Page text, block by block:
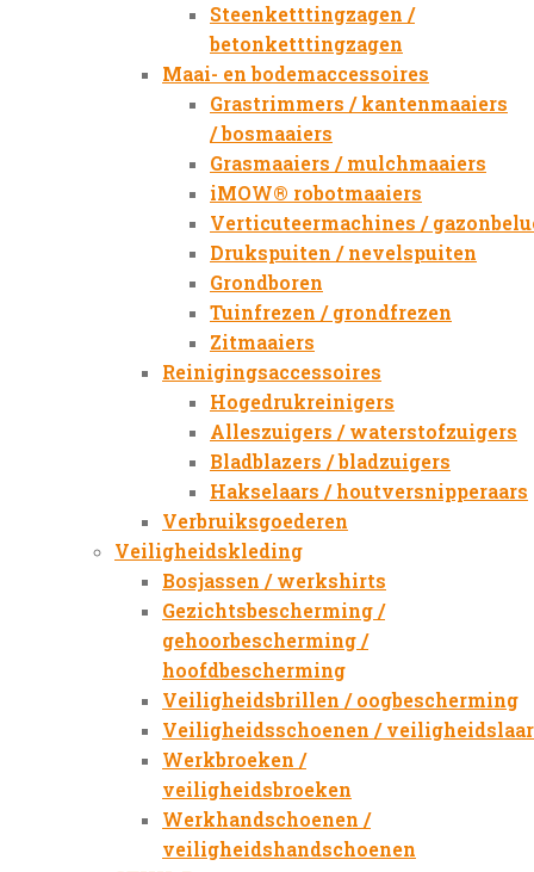
Steenketttingzagen /
betonketttingzagen
Maai- en bodemaccessoires
Grastrimmers / kantenmaaiers
/ bosmaaiers
Grasmaaiers / mulchmaaiers
iMOW® robotmaaiers
Verticuteermachines /
Drukspuiten / nevelspuiten
Grondboren
Tuinfrezen / grondfrezen
Zitmaaiers
Reinigingsaccessoires
Hogedrukreinigers
Alleszuigers / waterstofzuigers
Bladblazers / bladzuigers
Hakselaars / houtversnipperaars
Verbruiksgoederen
Veiligheidskleding
Bosjassen / werkshirts
Gezichtsbescherming /
gehoorbescherming /
hoofdbescherming
Veiligheidsbrillen / oogbescherming
Veiligheidsschoenen /
Werkbroeken /
veiligheidsbroeken
Werkhandschoenen /
veiligheidshandschoenen